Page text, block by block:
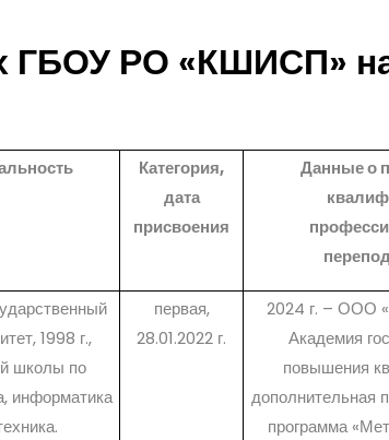
ГБОУ РО «КШИСП»
Категория,
дата
присвоения
Данные о
1998 г.,
школы по
информатика
первая,
28.01.2022 г.
2024 г. – ООО
Академия
повышения
дополнительная
программа